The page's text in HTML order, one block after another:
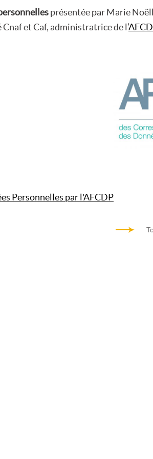
présentée par Marie
et Caf, administratrice de l’
Personnelles par l'AFCDP